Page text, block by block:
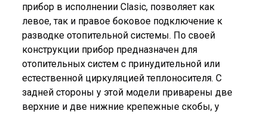
прибор в исполнении Clasic, позволяет как
левое, так и правое боковое подключение к
разводке отопительной системы. По своей
конструкции прибор предназначен для
отопительных систем с принудительной или
естественной циркуляцией теплоносителя. С
задней стороны у этой модели приварены две
верхние и две нижние крепежные скобы, у